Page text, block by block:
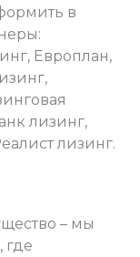
в
Европлан,
лизинг,
лизинг.
– мы
где